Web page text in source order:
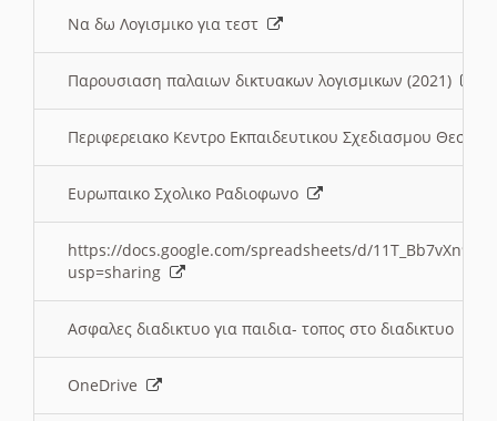
Να δω Λογισμικο για τεστ
Παρουσιαση παλαιων δικτυακων λογισμικων (2021)
Περιφερειακο Κεντρο Εκπαιδευτικου Σχεδιασμου
Ευρωπαικο Σχολικο Ραδιοφωνο
https://docs.google.com/spreadsheets/d/
usp=sharing
Ασφαλες διαδικτυο για παιδια- τοπος στο διαδικτυο
OneDrive